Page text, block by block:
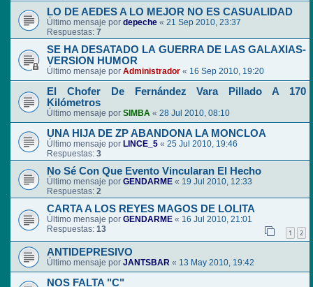
LO DE AEDES A LO MEJOR NO ES CASUALIDAD
Último mensaje por depeche « 21 Sep 2010, 23:37
Respuestas: 7
SE HA DESATADO LA GUERRA DE LAS GALAXIAS-
VERSION HUMOR
Último mensaje por Administrador « 16 Sep 2010, 19:20
El Chofer De Fernández Vara Pillado A 170
Kilómetros
Último mensaje por SIMBA « 28 Jul 2010, 08:10
UNA HIJA DE ZP ABANDONA LA MONCLOA
Último mensaje por LINCE_5 « 25 Jul 2010, 19:46
Respuestas: 3
No Sé Con Que Evento Vincularan El Hecho
Último mensaje por GENDARME « 19 Jul 2010, 12:33
Respuestas: 2
CARTA A LOS REYES MAGOS DE LOLITA
Último mensaje por GENDARME « 16 Jul 2010, 21:01
Respuestas: 13 1 2
ANTIDEPRESIVO
Último mensaje por JANTSBAR « 13 May 2010, 19:42
NOS FALTA "C"